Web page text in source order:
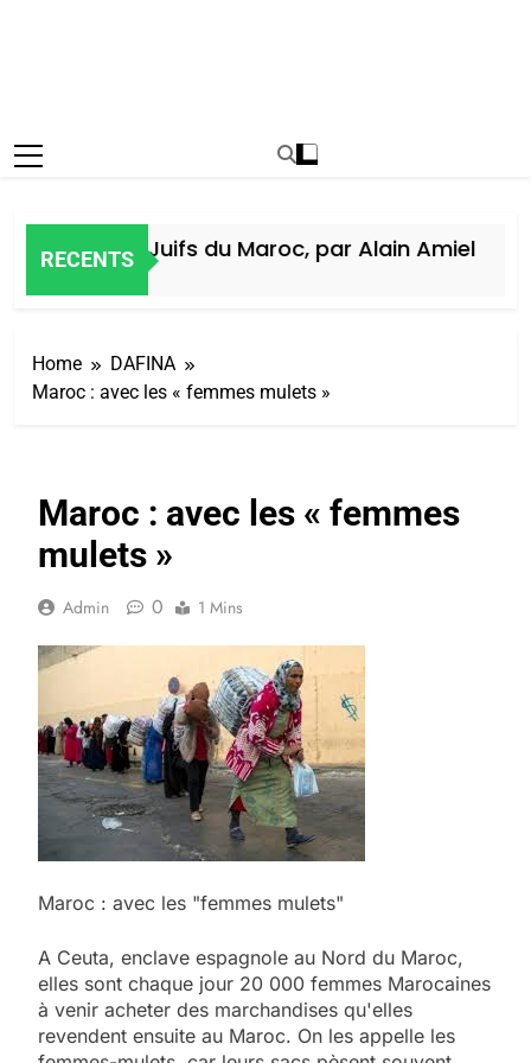
RECENTS
Histoire des Juifs du Maroc, par Alain Amiel
Home
DAFINA
Maroc : avec les « femmes mulets »
Maroc : avec les « femmes
mulets »
Admin 0 1 Mins
Maroc : avec les "femmes mulets"
A Ceuta, enclave espagnole au Nord du Maroc,
elles sont chaque jour 20 000 femmes Marocaines
à venir acheter des marchandises qu'elles
revendent ensuite au Maroc. On les appelle les